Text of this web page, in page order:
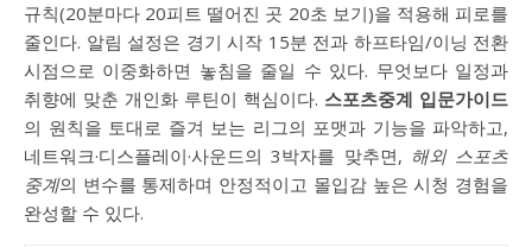
규칙(20분마다 20피트 떨어진 곳 20초 보기)을 적용해 피로를
줄인다. 알림 설정은 경기 시작 15분 전과 하프타임/이닝 전환
시점으로 이중화하면 놓침을 줄일 수 있다. 무엇보다 일정과
취향에 맞춘 개인화 루틴이 핵심이다. 스포츠중계 입문가이드
의 원칙을 토대로 즐겨 보는 리그의 포맷과 기능을 파악하고,
네트워크·디스플레이·사운드의 3박자를 맞추면, 해외 스포츠
중계의 변수를 통제하며 안정적이고 몰입감 높은 시청 경험을
완성할 수 있다.